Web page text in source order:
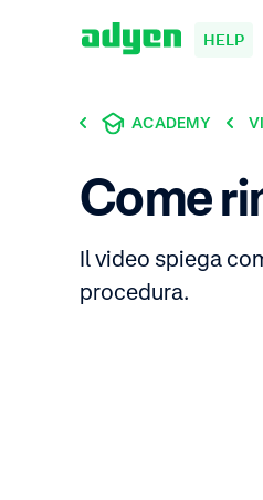
HELP
ACADEMY
Come
Il video spiega
procedura.